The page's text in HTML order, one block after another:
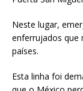
Neste lugar,
enferrujados que
países.
Esta linha foi